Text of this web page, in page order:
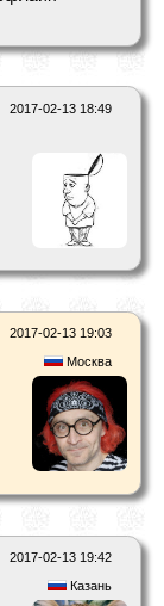
2017-02-13 18:49
2017-02-13 19:03
Москва
2017-02-13 19:42
Казань